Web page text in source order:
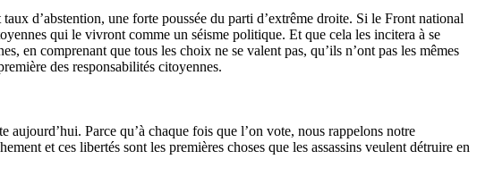
d’abstention, une forte poussée du parti d’extrême droite. Si le Front national
qui le vivront comme un séisme politique. Et que cela les incitera à se
en comprenant que tous les choix ne se valent pas, qu’ils n’ont pas les mêmes
des responsabilités citoyennes.
Parce qu’à chaque fois que l’on vote, nous rappelons notre
et ces libertés sont les premières choses que les assassins veulent détruire en